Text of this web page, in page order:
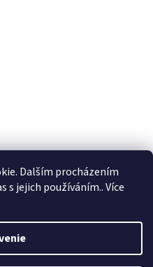
Dalším procházením
s jejich používáním.. Více
Shoptet